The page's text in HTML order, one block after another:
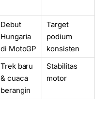
Debut
Hungaria
di MotoGP
Target
podium
konsisten
Trek baru
& cuaca
berangin
Stabilitas
motor